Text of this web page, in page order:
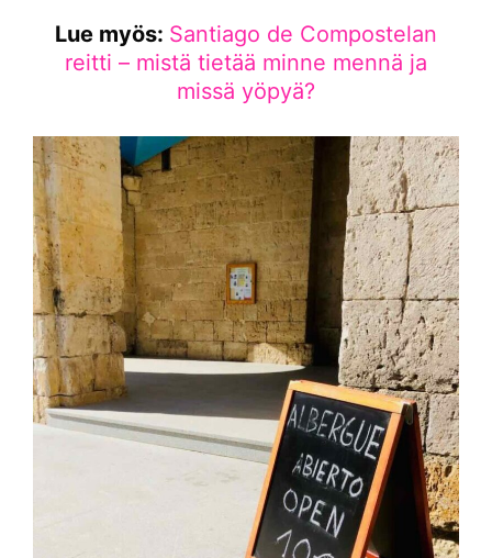
Lue myös: Santiago de Compostelan
reitti – mistä tietää minne mennä ja
missä yöpyä?